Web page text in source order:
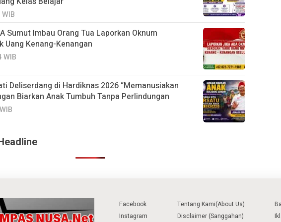
Sumut Imbau Orang Tua Laporkan Oknum
Uang Kenang-Kenangan
WIB
Deliserdang di Hardiknas 2026 “Memanusiakan
Biarkan Anak Tumbuh Tanpa Perlindungan
Facebook
Instagram
Tentang Kami(About Us)
Disclaimer (Sanggahan)